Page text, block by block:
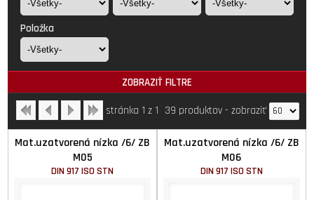
Položka
ZOBRAZIŤ FILTRE
stránka 1 z 1 39 produktov- zobraziť
Mat.uzatvorená nízka /6/ ZB
M05
DIN 917 ISO STN
Mat.uzatvorená nízka /6/ ZB
M06
DIN 917 ISO STN